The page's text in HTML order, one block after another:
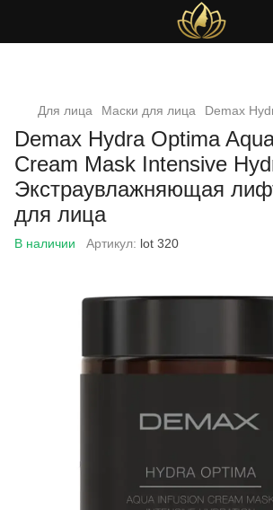
Для лица Маски для лица Demax
Demax Hydra Optima
Cream Mask Intensive
Экстраувлажняющая
для лица
В наличии Артикул: lot 320